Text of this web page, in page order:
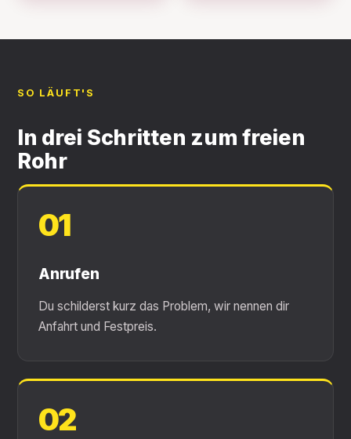
SO LÄUFT'S
In drei Schritten zum freien
Rohr
01
Anrufen
Du schilderst kurz das Problem, wir nennen dir
Anfahrt und Festpreis.
02